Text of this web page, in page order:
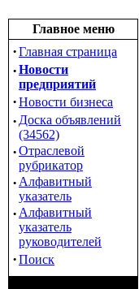
Главное меню
·Главная страница
·Новости
предприятий
·Новости бизнеса
· Доска объявлений
(34562)
·Отраслевой
рубрикатор
· Алфавитный
указатель
· Алфавитный
указатель
руководителей
·Поиск